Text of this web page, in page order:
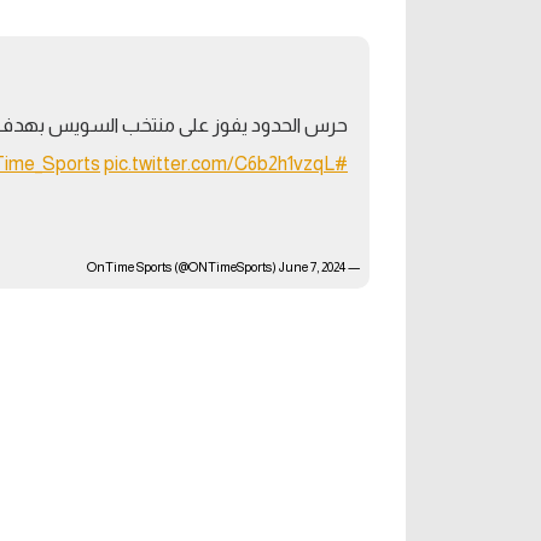
حرس الحدود يفوز على منتخب السويس بهدف
#ONTime_Sports
pic.twitter.com/C6b2h1vzqL
— OnTime Sports (@ONTimeSports)
June 7, 2024